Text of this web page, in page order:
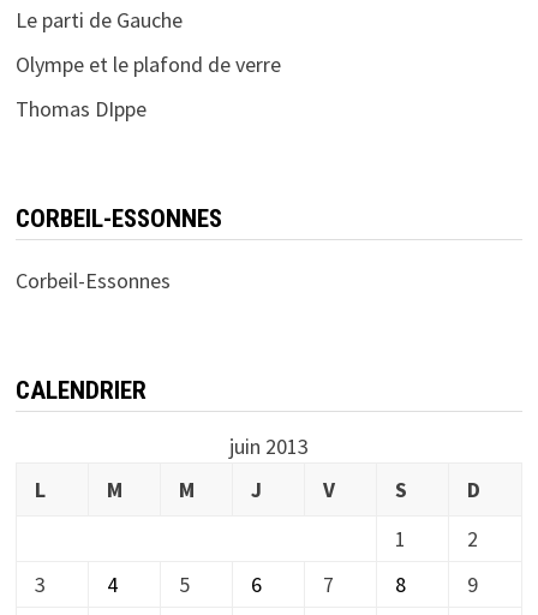
Le parti de Gauche
Olympe et le plafond de verre
Thomas DIppe
CORBEIL-ESSONNES
Corbeil-Essonnes
CALENDRIER
juin 2013
L
M M J V S
D
1
2
3
4 5 6 7 8
9